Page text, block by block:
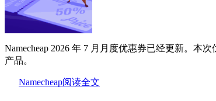
Namecheap 2026 年 7 月月度优惠券已经更新。本
产品。
Namecheap阅读全文